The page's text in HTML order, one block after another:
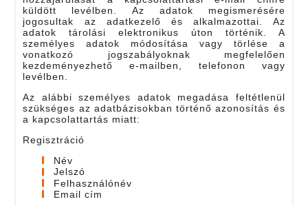
küldött levélben. Az adatok megismerésére
jogosultak az adatkezelő és alkalmazottai. Az
adatok tárolási elektronikus úton történik. A
személyes adatok módosítása vagy törlése a
vonatkozó jogszabályoknak megfelelően
kezdeményezhető e-mailben, telefonon vagy
levélben.
Az alábbi személyes adatok megadása feltétlenül
szükséges az adatbázisokban történő azonosítás és
a kapcsolattartás miatt:
Regisztráció
Név
Jelszó
Felhasználónév
Email cím